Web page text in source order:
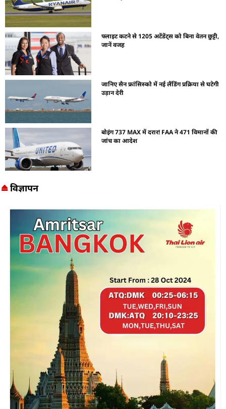
फ्लाइट कटने से 1205 अटेंडेंट्स को बिना वेतन छुट्टी,
जानें वजह
जानिए सैन फ्रांसिस्को में नई लैंडिंग प्रक्रिया से घटेगी
उड़ान देरी
बोइंग 737 MAX में दरार! FAA ने 471 विमानों की
जांच का आदेश
विज्ञापन